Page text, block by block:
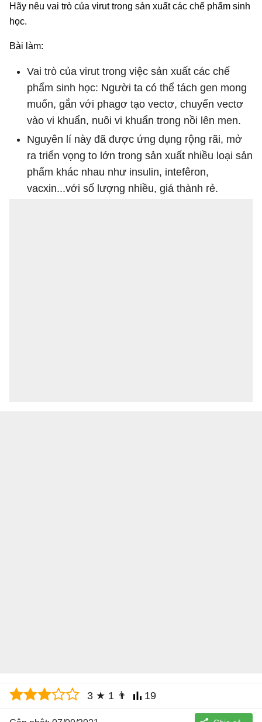
Hãy nêu vai trò của virut trong sản xuất các chế phẩm sinh
học.
Bài làm:
Vai trò của virut trong việc sản xuất các chế
phẩm sinh học: Người ta có thể tách gen mong
muốn, gắn với phagơ tạo vectơ, chuyển vectơ
vào vi khuẩn, nuôi vi khuẩn trong nồi lên men.
Nguyên lí này đã được ứng dụng rộng rãi, mở
ra triển vọng to lớn trong sản xuất nhiều loại sản
phẩm khác nhau như insulin, intefêron,
vacxin...với số lượng nhiều, giá thành rẻ.
3 ★ 1 👨 19